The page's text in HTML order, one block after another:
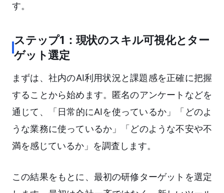
す。
ステップ1：現状のスキル可視化とター
ゲット選定
まずは、社内のAI利用状況と課題感を正確に把握
することから始めます。匿名のアンケートなどを
通じて、「日常的にAIを使っているか」「どのよ
うな業務に使っているか」「どのような不安や不
満を感じているか」を調査します。
この結果をもとに、最初の研修ターゲットを選定